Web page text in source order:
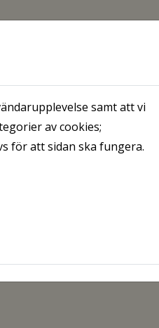
samt att vi
av cookies;
för att sidan ska fungera.